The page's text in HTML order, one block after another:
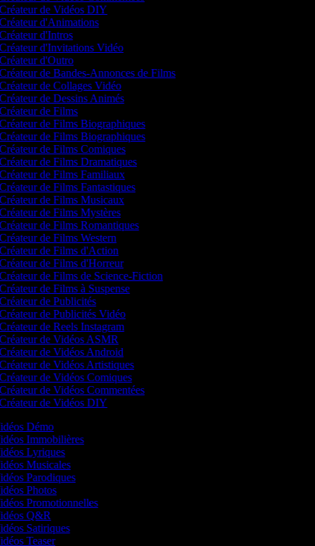
de Vidéos DIY
d'Animations
d'Intros
d'Invitations Vidéo
d'Outro
de Bandes-Annonces de Films
de Collages Vidéo
de Dessins Animés
de Films
de Films Biographiques
de Films Biographiques
de Films Comiques
de Films Dramatiques
de Films Familiaux
de Films Fantastiques
de Films Musicaux
de Films Mystères
de Films Romantiques
de Films Western
de Films d'Action
de Films d'Horreur
de Films de Science-Fiction
de Films à Suspense
de Publicités
de Publicités Vidéo
de Reels Instagram
de Vidéos ASMR
de Vidéos Android
de Vidéos Artistiques
de Vidéos Comiques
de Vidéos Commentées
de Vidéos DIY
Démo
Immobilières
Lyriques
Musicales
Parodiques
Photos
Promotionnelles
Q&R
Satiriques
Teaser